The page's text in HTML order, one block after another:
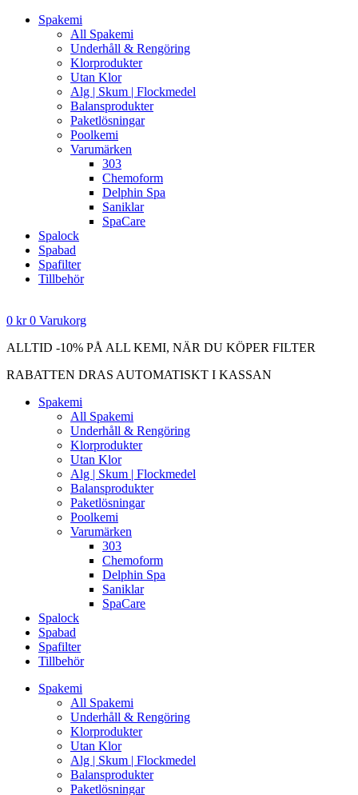
Spakemi
All Spakemi
Underhåll & Rengöring
Klorprodukter
Utan Klor
Alg | Skum | Flockmedel
Balansprodukter
Paketlösningar
Poolkemi
Varumärken
303
Chemoform
Delphin Spa
Saniklar
SpaCare
Spalock
Spabad
Spafilter
Tillbehör
0 kr 0 Varukorg
ALLTID -10% PÅ ALL KEMI, NÄR DU KÖPER FILTER
RABATTEN DRAS AUTOMATISKT I KASSAN
Spakemi
All Spakemi
Underhåll & Rengöring
Klorprodukter
Utan Klor
Alg | Skum | Flockmedel
Balansprodukter
Paketlösningar
Poolkemi
Varumärken
303
Chemoform
Delphin Spa
Saniklar
SpaCare
Spalock
Spabad
Spafilter
Tillbehör
Spakemi
All Spakemi
Underhåll & Rengöring
Klorprodukter
Utan Klor
Alg | Skum | Flockmedel
Balansprodukter
Paketlösningar